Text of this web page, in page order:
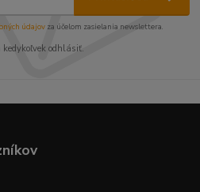
údajov za účelom zasielania newslettera.
kedykoľvek odhlásiť.